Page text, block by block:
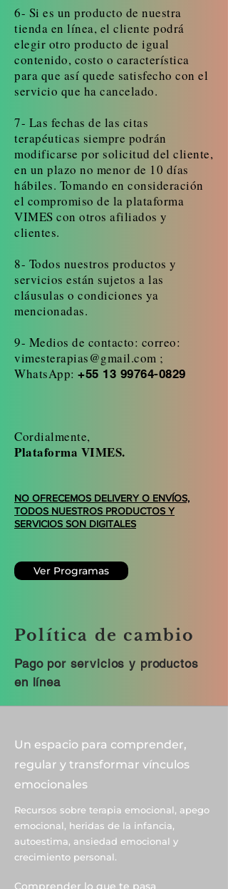
6- Si es un producto de nuestra
tienda en línea, el cliente podrá
elegir otro producto de igual
contenido, costo o característica
para que así quede satisfecho con el
servicio que ha cancelado.
7- Las fechas de las citas
terapéuticas siempre podrán
modificarse por solicitud del cliente,
en un plazo no menor de 10 días
hábiles. Tomando en consideración
el compromiso de la plataforma
VIMES con otros afiliados y
clientes.
8- Todos nuestros productos y
servicios están sujetos a las
cláusulas o condiciones ya
mencionadas.
9- Medios de contacto: correo:
vimesterapias@gmail.com ;
WhatsApp:+55 13 99764-0829
Cordialmente,
Plataforma VIMES.
NO OFRECEMOS DELIVERY O ENVÍOS,
TODOS NUESTROS PRODUCTOS Y
SERVICIOS SON DIGITALES
Ver Programas
Política de cambio
Pago por servicios y productos
en línea
Un espacio para comprender,
regular y transformar vínculos
emocionales
Recursos sobre terapia emocional, apego
emocional, heridas de la infancia,
autoestima, ansiedad emocional y
crecimiento personal.
Comprender lo que te pasa